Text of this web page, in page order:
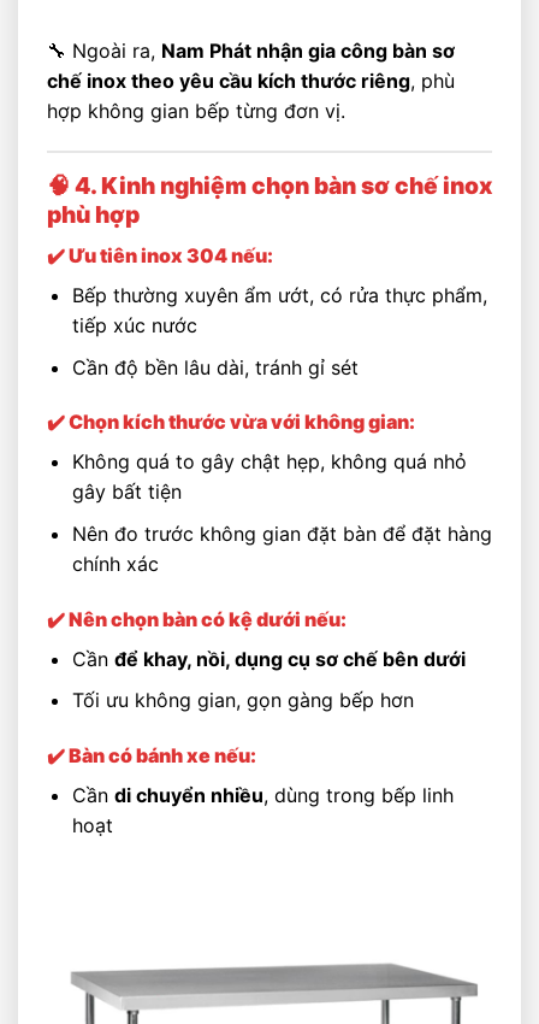
🔧 Ngoài ra, Nam Phát nhận gia công bàn sơ
chế inox theo yêu cầu kích thước riêng, phù
hợp không gian bếp từng đơn vị.
🧠 4. Kinh nghiệm chọn bàn sơ chế inox
phù hợp
✔️ Ưu tiên inox 304 nếu:
Bếp thường xuyên ẩm ướt, có rửa thực phẩm,
tiếp xúc nước
Cần độ bền lâu dài, tránh gỉ sét
✔️ Chọn kích thước vừa với không gian:
Không quá to gây chật hẹp, không quá nhỏ
gây bất tiện
Nên đo trước không gian đặt bàn để đặt hàng
chính xác
✔️ Nên chọn bàn có kệ dưới nếu:
Cần để khay, nồi, dụng cụ sơ chế bên dưới
Tối ưu không gian, gọn gàng bếp hơn
✔️ Bàn có bánh xe nếu:
Cần di chuyển nhiều, dùng trong bếp linh
hoạt